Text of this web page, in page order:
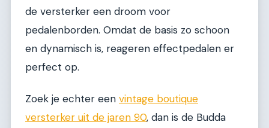
de versterker een droom voor
pedalenborden. Omdat de basis zo schoon
en dynamisch is, reageren effectpedalen er
perfect op.
Zoek je echter een vintage boutique
versterker uit de jaren 90, dan is de Budda